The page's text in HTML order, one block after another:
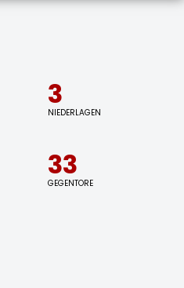
3
NIEDERLAGEN
33
GEGENTORE